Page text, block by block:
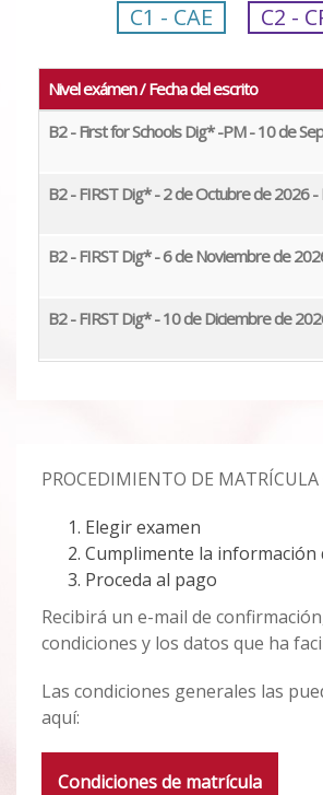
C1 - CAE
C2 -
Nivel exámen / Fecha del escrito
B2 - First for Schools Dig* -PM - 10 de
B2 - FIRST Dig* - 2 de Octubre de 2026 -
B2 - FIRST Dig* - 6 de Noviembre de
B2 - FIRST Dig* - 10 de Diciembre de
PROCEDIMIENTO DE MATRÍCULA
Elegir examen
Cumplimente la información
Proceda al pago
Recibirá un e-mail de
condiciones y los datos que ha
Las condiciones generales las
aquí:
Condiciones de matrícula